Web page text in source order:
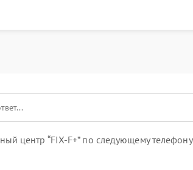
центр “FIX-F+” по следующему телефону